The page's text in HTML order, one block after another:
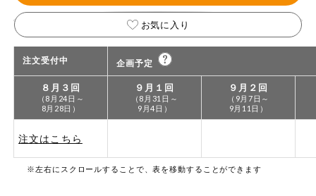
自動注文システム登録
自動注文システム登録を確認する
自動注文システム登録を修正する
くらしの定番品（毎週企画）
飲料
コール
切り花・仏花
ティッシュ・
トイレットペ
ーパー
アーモンド あわび いか
キウイフルーツ 牛肉 ごま
さけ さば ゼラチン 大豆
お気に入り
注文受付中 企画予定
８月３回
（8月24日～
8月28日）
９月１回
（8月31日～
9月4日）
９月２回
（9月7日～
9月11日）
注文はこちら
※左右にスクロールすることで、表を移動することができます